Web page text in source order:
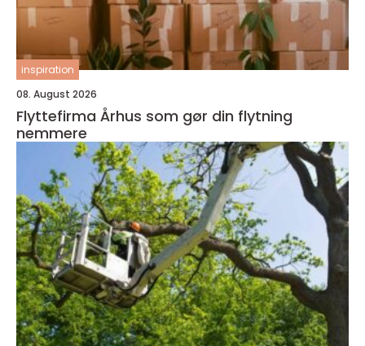
inspiration
08. August 2026
Flyttefirma Århus som gør din flytning
nemmere